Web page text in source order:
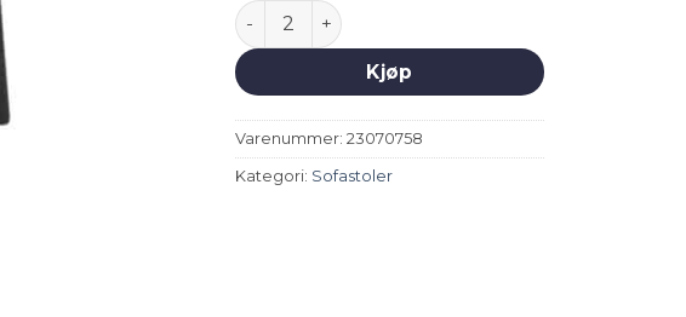
Jeremy sofastol - Sunbrella lead chiné antall
Kjøp
Varenummer: 23070758
Kategori: Sofastoler